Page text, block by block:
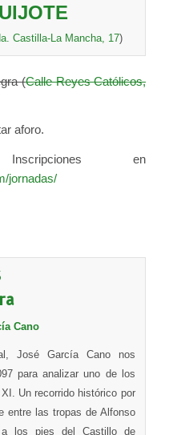
Castilla-La Mancha, 17)
(Calle Reyes Católicos,
aforo.
en
jornadas/
Cano
José García Cano nos
para analizar uno de los
Un recorrido histórico por
entre las tropas de Alfonso
los pies del Castillo de